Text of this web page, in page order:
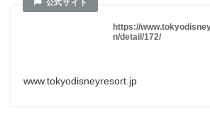
https://
n/detail/172/
www.tokyodisneyresort.jp